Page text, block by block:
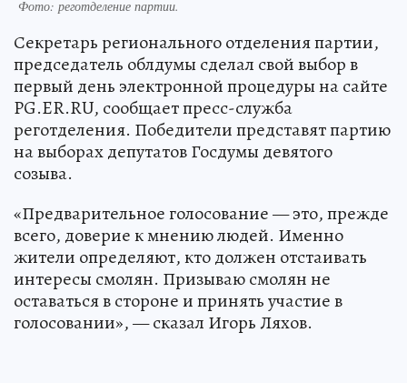
Фото: реготделение партии.
Секретарь регионального отделения партии,
председатель облдумы сделал свой выбор в
первый день электронной процедуры на сайте
PG.ER.RU, сообщает пресс-служба
реготделения. Победители представят партию
на выборах депутатов Госдумы девятого
созыва.
«Предварительное голосование — это, прежде
всего, доверие к мнению людей. Именно
жители определяют, кто должен отстаивать
интересы смолян. Призываю смолян не
оставаться в стороне и принять участие в
голосовании», — сказал Игорь Ляхов.